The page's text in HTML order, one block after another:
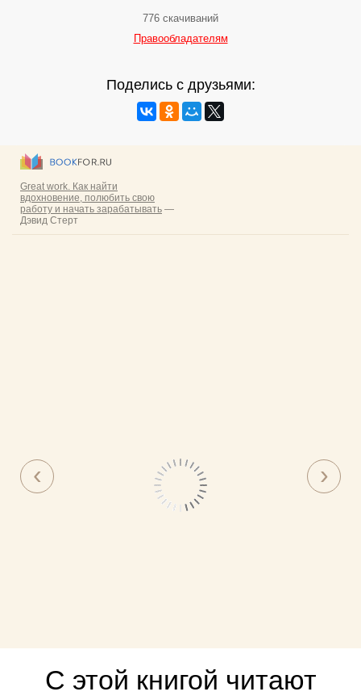
776 скачиваний
Правообладателям
Поделись с друзьями:
С этой книгой читают